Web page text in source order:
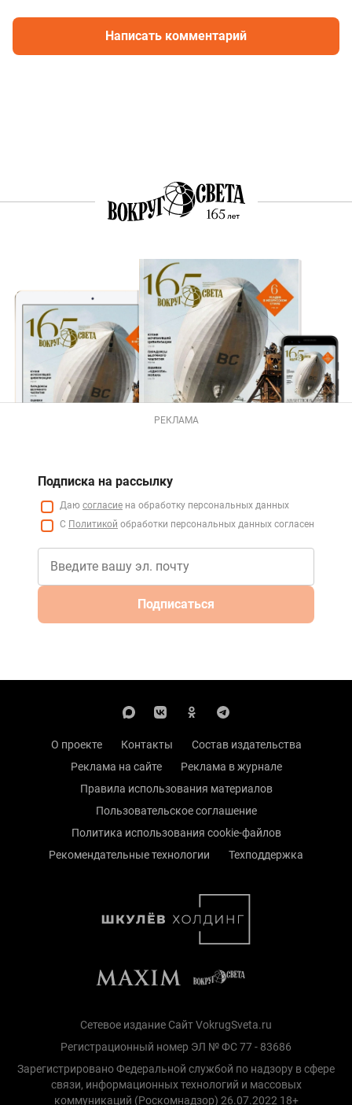
Написать комментарий
РЕКЛАМА
Подписка на рассылку
Даю согласие на обработку персональных данных
С Политикой обработки персональных данных согласен
Подписаться
О проекте Контакты
Состав издательства
Реклама на сайте
Реклама в журнале
Правила использования материалов
Пользовательское соглашение
Политика использования cookie-файлов
Рекомендательные технологии
Техподдержка
Сетевое издание Сайт VokrugSveta.ru
Регистрационный номер ЭЛ № ФС 77 - 83686
Зарегистрировано Федеральной службой по надзору в сфере
связи, информационных технологий и массовых
коммуникаций (Роскомнадзор) 26.07.2022 18+